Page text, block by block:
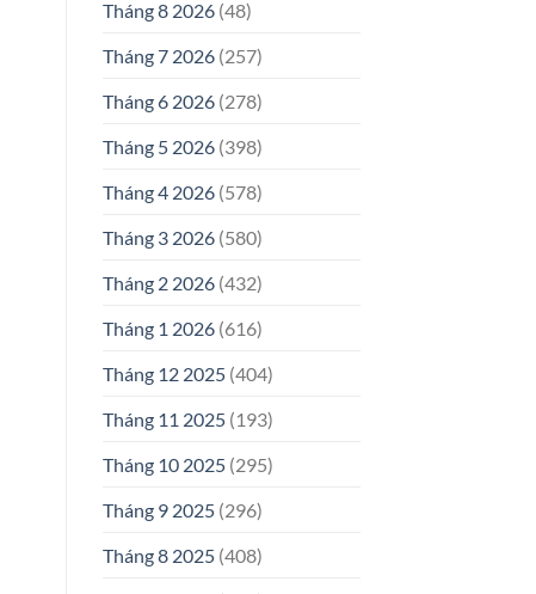
Tháng 8 2026(48)
Tháng 7 2026(257)
Tháng 6 2026(278)
Tháng 5 2026(398)
Tháng 4 2026(578)
Tháng 3 2026(580)
Tháng 2 2026(432)
Tháng 1 2026(616)
Tháng 12 2025(404)
Tháng 11 2025(193)
Tháng 10 2025(295)
Tháng 9 2025(296)
Tháng 8 2025(408)